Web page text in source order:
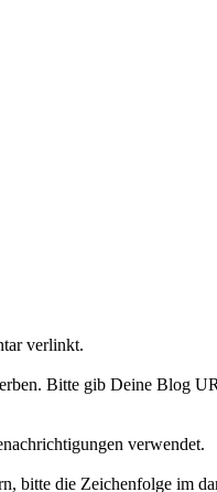
verlinkt.
Bitte gib Deine Blog
verwendet.
bitte die Zeichenfolge im